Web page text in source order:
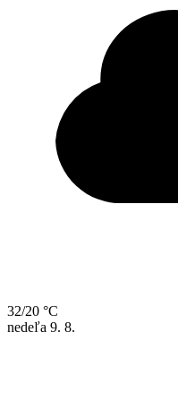
32/20 °C
nedeľa 9. 8.